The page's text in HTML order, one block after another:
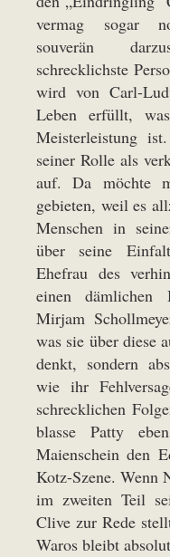
vermag sogar
souverän
schrecklichste
wird von Carl-
Leben erfüllt,
Meisterleistung
seiner Rolle als
auf. Da möchte
gebieten, weil es
Menschen in
über seine
Ehefrau des
einen dämlichen
Mirjam
was sie über diese
denkt, sondern
wie ihr
schrecklichen
blasse Patty
Maienschein den
Kotz-Szene. Wenn
im zweiten Teil
Clive zur Rede
Waros bleibt